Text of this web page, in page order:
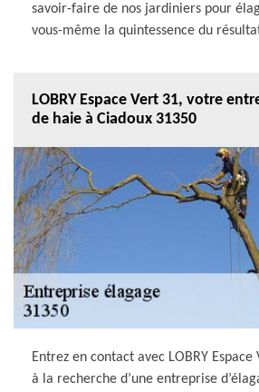
savoir-faire de nos jardiniers pour
vous-même la quintessence du
LOBRY Espace Vert 31, votre
de haie à Ciadoux 31350
Entrez en contact avec LOBRY
à la recherche d’une entreprise